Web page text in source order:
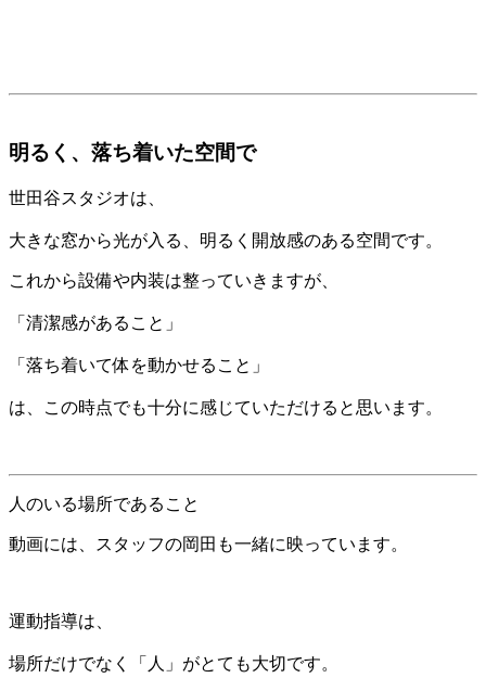
明るく、落ち着いた空間で
世田谷スタジオは、
大きな窓から光が入る、明るく開放感のある空間です。
これから設備や内装は整っていきますが、
「清潔感があること」
「落ち着いて体を動かせること」
は、この時点でも十分に感じていただけると思います。
人のいる場所であること
動画には、スタッフの岡田も一緒に映っています。
運動指導は、
場所だけでなく「人」がとても大切です。